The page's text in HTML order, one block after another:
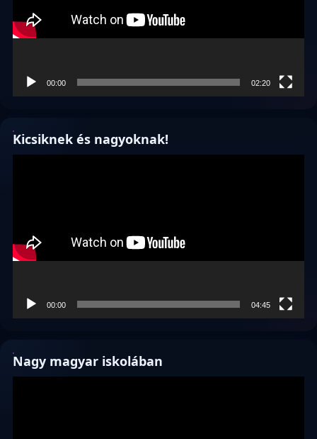
00:00 02:20
Kicsiknek és nagyoknak!
00:00 04:45
Nagy magyar iskolában